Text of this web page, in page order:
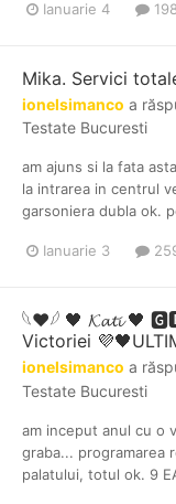
Ianuarie 4
Mika. Servici
ionelsimanco a
Testate Bucuresti
am ajuns si la fata
la intrarea in centrul
garsoniera dubla ok.
Ianuarie 3
𓆩❤︎𓆪 🖤 𝓚𝓪𝓽𝓲 🖤
Victoriei
ionelsimanco a
Testate Bucuresti
am inceput anul cu o
graba... programarea
palatului, totul ok. 9